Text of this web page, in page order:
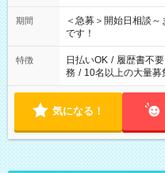
期間
＜急募＞開始日相談
です！
特徴 日払いOK / 履歴書不要
務 / 10名以上の大量募
気になる！